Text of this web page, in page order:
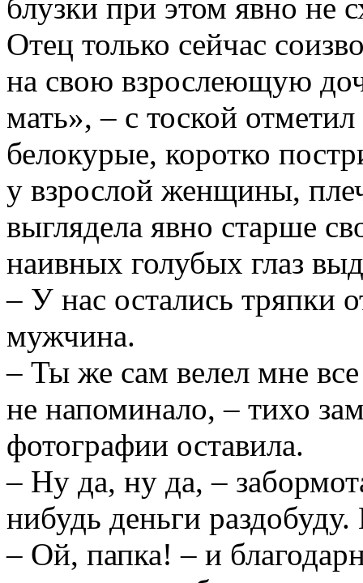
блузки при этом явно не
Отец только сейчас
на свою взрослеющую
мать», – с тоской
белокурые, коротко
у взрослой женщины,
выглядела явно старше
наивных голубых глаз
– У нас остались тряпки
мужчина.
– Ты же сам велел мне
не напоминало, – тихо
фотографии оставила.
– Ну да, ну да, –
нибудь деньги
– Ой, папка! – и